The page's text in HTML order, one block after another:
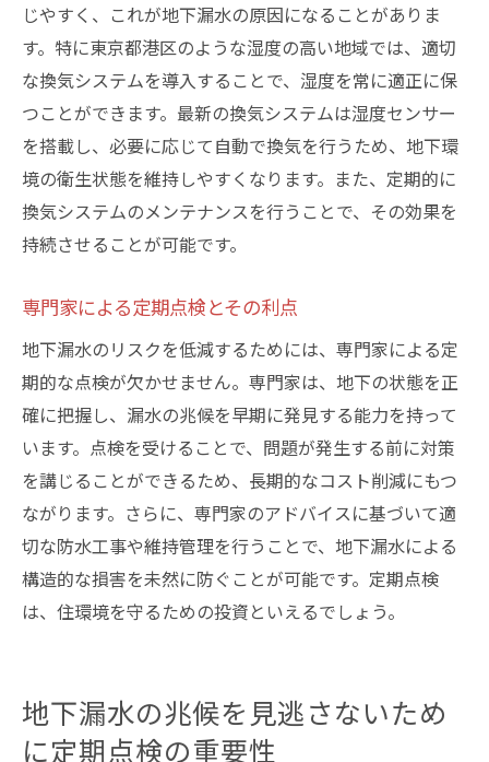
じやすく、これが地下漏水の原因になることがありま
す。特に東京都港区のような湿度の高い地域では、適切
な換気システムを導入することで、湿度を常に適正に保
つことができます。最新の換気システムは湿度センサー
を搭載し、必要に応じて自動で換気を行うため、地下環
境の衛生状態を維持しやすくなります。また、定期的に
換気システムのメンテナンスを行うことで、その効果を
持続させることが可能です。
専門家による定期点検とその利点
地下漏水のリスクを低減するためには、専門家による定
期的な点検が欠かせません。専門家は、地下の状態を正
確に把握し、漏水の兆候を早期に発見する能力を持って
います。点検を受けることで、問題が発生する前に対策
を講じることができるため、長期的なコスト削減にもつ
ながります。さらに、専門家のアドバイスに基づいて適
切な防水工事や維持管理を行うことで、地下漏水による
構造的な損害を未然に防ぐことが可能です。定期点検
は、住環境を守るための投資といえるでしょう。
地下漏水の兆候を見逃さないため
に定期点検の重要性